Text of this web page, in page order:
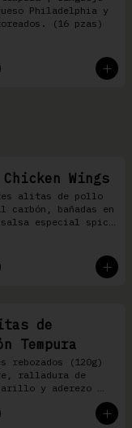
Philadelphia y
(16 pzas)
Chicken Wings
alitas de pollo
carbón, bañadas en
especial spicy
de
Tempura
rebozados (120g)
ralladura de
y aderezo